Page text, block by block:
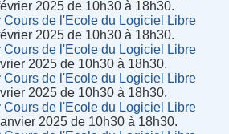
2025 de 10h30 à 18h30.
Cours de l'Ecole du Logiciel Libre
2025 de 10h30 à 18h30.
Cours de l'Ecole du Logiciel Libre
2025 de 10h30 à 18h30.
Cours de l'Ecole du Logiciel Libre
2025 de 10h30 à 18h30.
Cours de l'Ecole du Logiciel Libre
2025 de 10h30 à 18h30.